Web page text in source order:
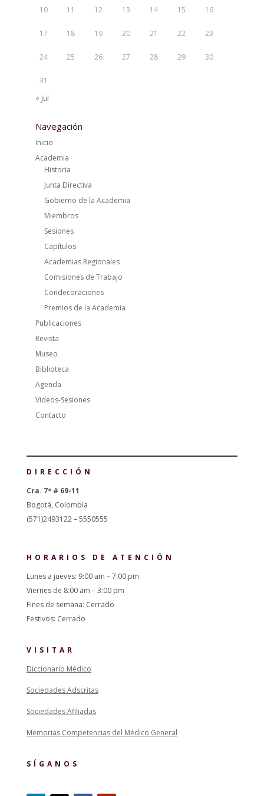
10 11 12 13 14 15 16
17 18 19 20 21 22 23
24 25 26 27 28 29 30
31
« Jul
Navegación
Inicio
Academia
Historia
Junta Directiva
Gobierno de la Academia
Miembros
Sesiones
Capítulos
Academias Regionales
Comisiones de Trabajo
Condecoraciones
Premios de la Academia
Publicaciones
Revista
Museo
Biblioteca
Agenda
Videos-Sesiones
Contacto
DIRECCIÓN
Cra. 7ª # 69-11
Bogotá, Colombia
(571)2493122 – 5550555
HORARIOS DE ATENCIÓN
Lunes a jueves: 9:00 am – 7:00 pm
Viernes de 8:00 am – 3:00 pm
Fines de semana: Cerrado
Festivos: Cerrado
VISITAR
Diccionario Médico
Sociedades Adscritas
Sociedades Afiliadas
Memorias Competencias del Médico General
SÍGANOS